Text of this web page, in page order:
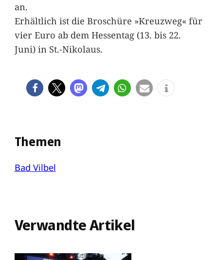
an.
Erhältlich ist die Broschüre »Kreuzweg« für
vier Euro ab dem Hessentag (13. bis 22.
Juni) in St.-Nikolaus.
Themen
Bad Vilbel
Verwandte Artikel